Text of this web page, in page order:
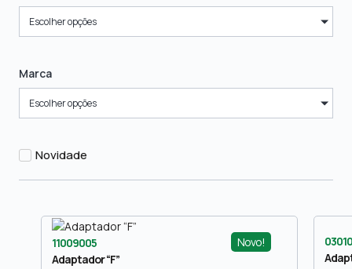
Escolher opções
Marca
Escolher opções
Novidade
Novo!
11009005
Adaptador “F”